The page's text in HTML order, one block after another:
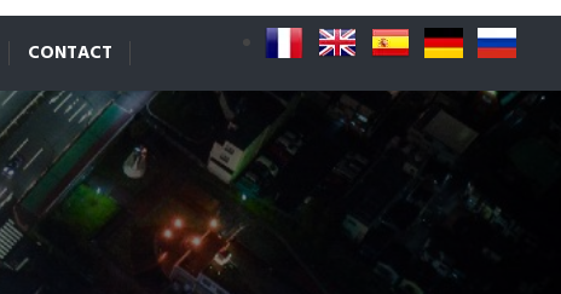
CONTACT